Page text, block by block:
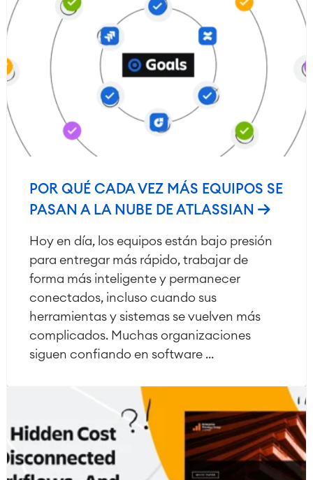
POR QUÉ CADA VEZ MÁS EQUIPOS SE
PASAN A LA NUBE DE ATLASSIAN
Hoy en día, los equipos están bajo presión
para entregar más rápido, trabajar de
forma más inteligente y permanecer
conectados, incluso cuando sus
herramientas y sistemas se vuelven más
complicados. Muchas organizaciones
siguen confiando en software ...